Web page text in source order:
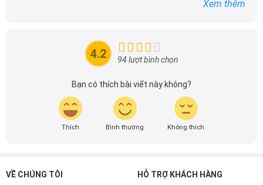
theo dõi tôi để cập nhật thông tin về thị trường ô tô
Chính sách bảo mật thông tin
HỖ TRỢ KHÁCH HÀNG
Hướng dẫn hủy/nhận bản tin tự